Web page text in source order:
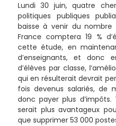
Lundi 30 juin, quatre
politiques publiques
baisse à venir du nombre
France comptera 19 %
cette étude, en
d’enseignants, et donc
d’élèves par classe,
qui en résulterait devrait
fois devenus salariés, de
donc payer plus
serait plus avantageux
que supprimer 53 000